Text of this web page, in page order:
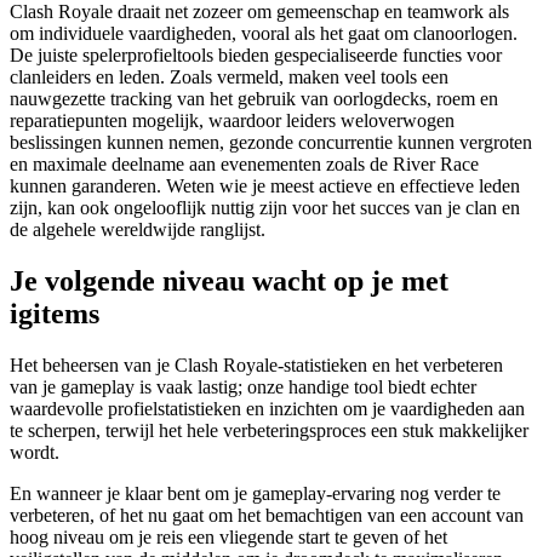
Clash Royale draait net zozeer om gemeenschap en teamwork als
om individuele vaardigheden, vooral als het gaat om clanoorlogen.
De juiste spelerprofieltools bieden gespecialiseerde functies voor
clanleiders en leden. Zoals vermeld, maken veel tools een
nauwgezette tracking van het gebruik van oorlogdecks, roem en
reparatiepunten mogelijk, waardoor leiders weloverwogen
beslissingen kunnen nemen, gezonde concurrentie kunnen vergroten
en maximale deelname aan evenementen zoals de River Race
kunnen garanderen. Weten wie je meest actieve en effectieve leden
zijn, kan ook ongelooflijk nuttig zijn voor het succes van je clan en
de algehele wereldwijde ranglijst.
Je volgende niveau wacht op je met
igitems
Het beheersen van je Clash Royale-statistieken en het verbeteren
van je gameplay is vaak lastig; onze handige tool biedt echter
waardevolle profielstatistieken en inzichten om je vaardigheden aan
te scherpen, terwijl het hele verbeteringsproces een stuk makkelijker
wordt.
En wanneer je klaar bent om je gameplay-ervaring nog verder te
verbeteren, of het nu gaat om het bemachtigen van een account van
hoog niveau om je reis een vliegende start te geven of het